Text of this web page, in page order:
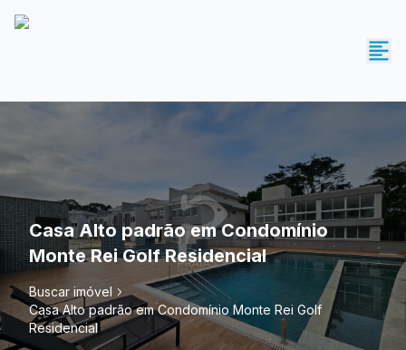
Casa Alto padrão em Condomínio
Monte Rei Golf Residencial
Buscar imóvel
Casa Alto padrão em Condomínio Monte Rei Golf
Residencial